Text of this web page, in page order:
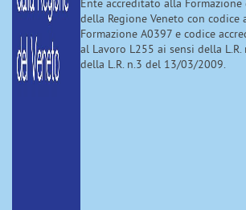
Ente accreditato alla
della Regione Veneto con codice
Formazione A0397 e codice
al Lavoro L255 ai sensi della L.R.
della L.R. n.3 del 13/03/2009.